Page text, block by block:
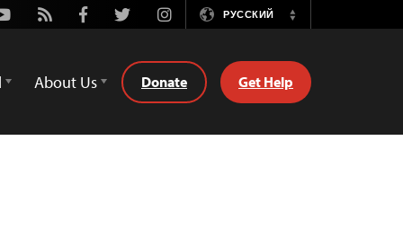
Rss FacebookTwitterInstagramРУССКИЙ
Switch
About Us Donate Get Help